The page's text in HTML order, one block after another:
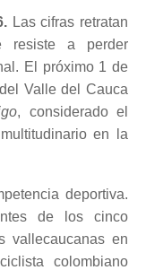
Las cifras retratan
a perder
El próximo 1 de
Valle del Cauca
, considerado el
en la
deportiva.
de los cinco
vallecaucanas en
colombiano